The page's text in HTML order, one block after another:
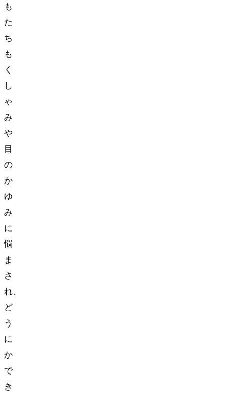
も
た
ち
も
く
し
ゃ
み
や
目
の
か
ゆ
み
に
悩
ま
さ
れ、
ど
う
に
か
で
き